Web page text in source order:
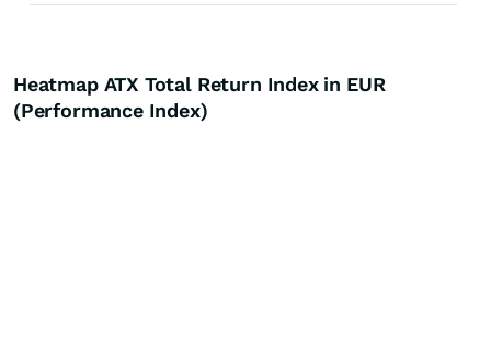
Heatmap ATX Total Return Index in EUR
(Performance Index)